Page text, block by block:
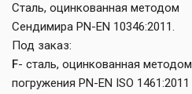
Сталь, оцинкованная методом
Сендимира PN-EN 10346:2011.
Под заказ:
F- сталь, оцинкованная методом
погружения PN-EN ISO 1461:2011